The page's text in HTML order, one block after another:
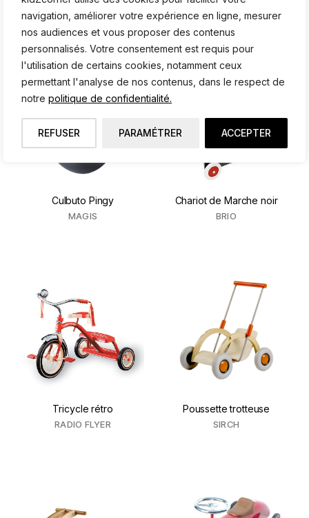
navigation, améliorer votre expérience en ligne, mesurer
nos audiences et vous proposer des contenus
personnalisés. Votre consentement est requis pour
l'utilisation de certains cookies, notamment ceux
permettant l'analyse de nos contenus, dans le respect de
notre politique de confidentialité.
PARAMÉTRER
REFUSER ACCEPTER
Culbuto Pingy
MAGIS
Chariot de Marche noir
BRIO
Tricycle rétro
RADIO FLYER
Poussette trotteuse
SIRCH